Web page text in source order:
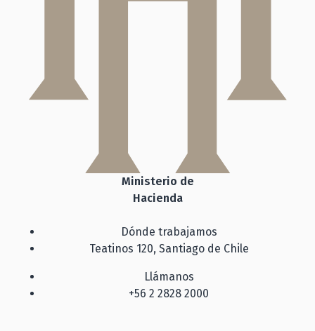
Ministerio de
Hacienda
Dónde trabajamos
Teatinos 120, Santiago de Chile
Llámanos
+56 2 2828 2000